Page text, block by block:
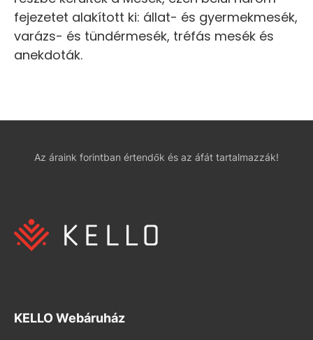
fejezetet alakított ki: állat- és gyermekmesék,
varázs- és tündérmesék, tréfás mesék és
anekdoták.
Az áraink forintban értendők és az áfát tartalmazzák!
KELLO Webáruház